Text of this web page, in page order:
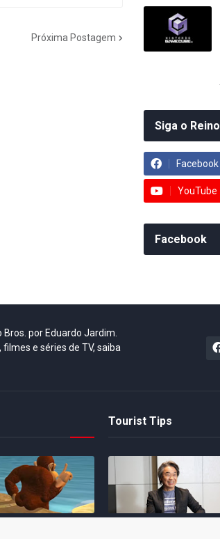
Próxima Postagem
Siga o Reino
Facebook
YouTube
Facebook
Bros. por Eduardo Jardim.
e séries de TV, saiba
Tourist Tips